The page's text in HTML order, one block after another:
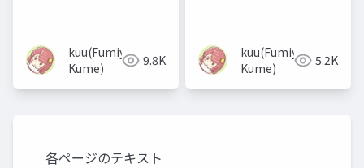
kuu(Fumiya
Kume)
9.8K
kuu(Fumiya
Kume)
5.2K
各ページのテキスト